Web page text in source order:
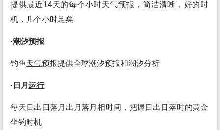
提供最近14天的每个小时天气预报，简洁清晰，好的时
机，几个小时足矣
·潮汐预报
钓鱼 天气预报提供全球潮汐预报和潮汐分析
·日月 运行
每天日出日落月出月落月相时间，把握日出日落时的黄金
坐钓时机